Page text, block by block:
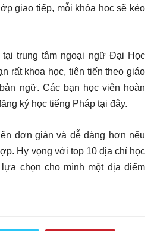
giao tiếp, mỗi khóa học sẽ kéo
trung tâm ngoại ngữ Đại Học
rất khoa học, tiên tiến theo giáo
ngữ. Các bạn học viên hoàn
ký học tiếng Pháp tại đây.
đơn giản và dễ dàng hơn nếu
Hy vọng với top 10 địa chỉ học
chọn cho mình một địa điểm